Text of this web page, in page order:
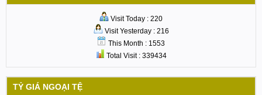
Visit Today : 220
Visit Yesterday : 216
This Month : 1553
Total Visit : 339434
TỶ GIÁ NGOẠI TỆ